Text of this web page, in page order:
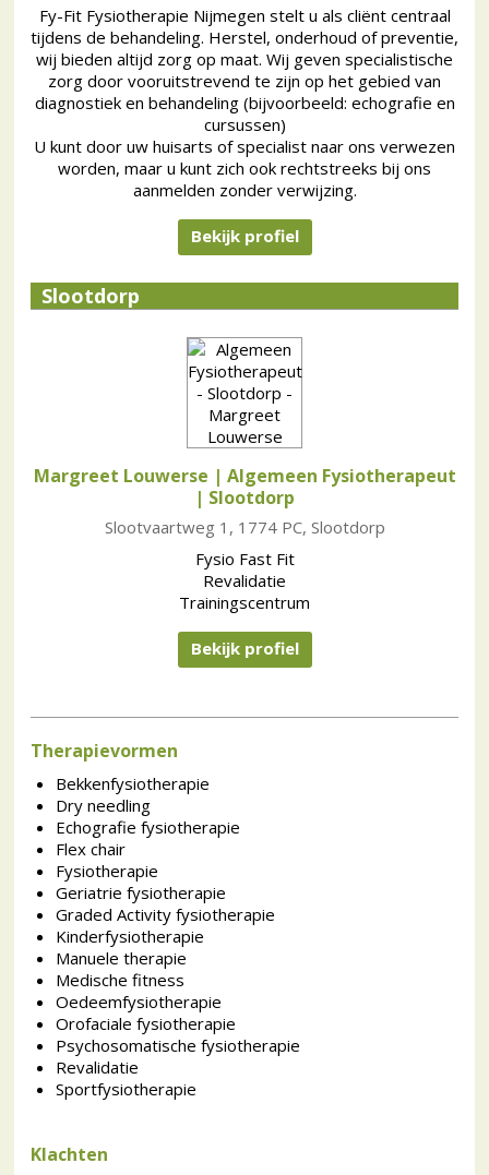
Fy-Fit Fysiotherapie Nijmegen stelt u als cliënt centraal
tijdens de behandeling. Herstel, onderhoud of preventie,
wij bieden altijd zorg op maat. Wij geven specialistische
zorg door vooruitstrevend te zijn op het gebied van
diagnostiek en behandeling (bijvoorbeeld: echografie en
cursussen)
U kunt door uw huisarts of specialist naar ons verwezen
worden, maar u kunt zich ook rechtstreeks bij ons
aanmelden zonder verwijzing.
Bekijk profiel
Slootdorp
Margreet Louwerse | Algemeen Fysiotherapeut
| Slootdorp
Slootvaartweg 1, 1774 PC, Slootdorp
Fysio Fast Fit
Revalidatie
Trainingscentrum
Bekijk profiel
Therapievormen
Bekkenfysiotherapie
Dry needling
Echografie fysiotherapie
Flex chair
Fysiotherapie
Geriatrie fysiotherapie
Graded Activity fysiotherapie
Kinderfysiotherapie
Manuele therapie
Medische fitness
Oedeemfysiotherapie
Orofaciale fysiotherapie
Psychosomatische fysiotherapie
Revalidatie
Sportfysiotherapie
Klachten